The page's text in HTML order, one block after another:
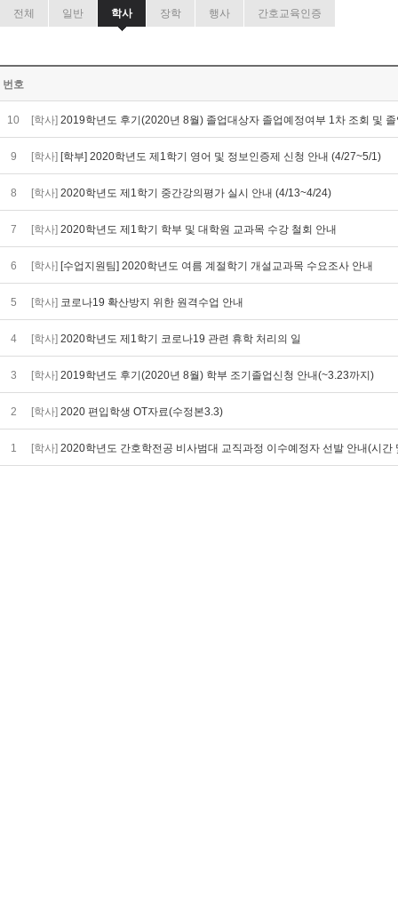
전체 일반 학사 장학 행사 간호교육인증
번호
10 [학사] 2019학년도 후기(2020년 8월) 졸업대상자 졸업예정여부 1차 조회 및
9 [학사] [학부] 2020학년도 제1학기 영어 및 정보인증제 신청 안내 (4/27~5/1)
8 [학사] 2020학년도 제1학기 중간강의평가 실시 안내 (4/13~4/24)
7 [학사] 2020학년도 제1학기 학부 및 대학원 교과목 수강 철회 안내
6 [학사] [수업지원팀] 2020학년도 여름 계절학기 개설교과목 수요조사 안내
5 [학사] 코로나19 확산방지 위한 원격수업 안내
4 [학사] 2020학년도 제1학기 코로나19 관련 휴학 처리의 일
3 [학사] 2019학년도 후기(2020년 8월) 학부 조기졸업신청 안내(~3.23까지)
2 [학사] 2020 편입학생 OT자료(수정본3.3)
1 [학사] 2020학년도 간호학전공 비사범대 교직과정 이수예정자 선발 안내(시간